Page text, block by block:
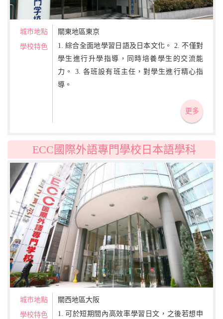
城市地點
關東地區東京
學校特色
1. 綜合全面地學習日語及日本文化。 2. 不僅對
學生進行升學指導，同時培養學生的交流能
力。 3. 各班設有班主任，對學生進行精心指
導。
更多
ECC國際外語專門學校日本語學科
城市地點
關西地區大阪
學校特色
1. 可於短期間內高效率學習日文，之後若想申